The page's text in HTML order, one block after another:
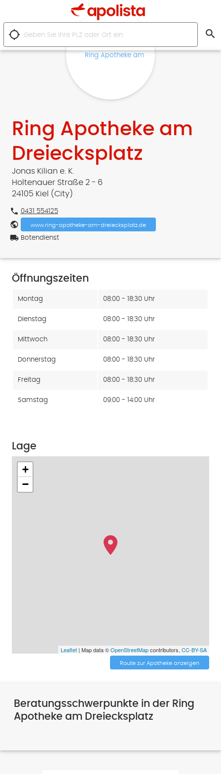
location_searching search
Ring Apotheke am
Dreiecksplatz
Jonas Kilian e. K.
Holtenauer Straße 2 - 6
24105 Kiel (City)
phone 0431 554125
public www.ring-apotheke-am-dreiecksplatz.de
local_shipping Botendienst
Öffnungszeiten
Montag 08:00 - 18:30 Uhr
Dienstag 08:00 - 18:30 Uhr
Mittwoch 08:00 - 18:30 Uhr
Donnerstag 08:00 - 18:30 Uhr
Freitag 08:00 - 18:30 Uhr
Samstag 09:00 - 14:00 Uhr
Lage
+
−
Leaflet| Map data ©OpenStreetMapcontributors, CC-BY-SA
Route zur Apotheke anzeigen
Beratungsschwerpunkte in der Ring
Apotheke am Dreiecksplatz